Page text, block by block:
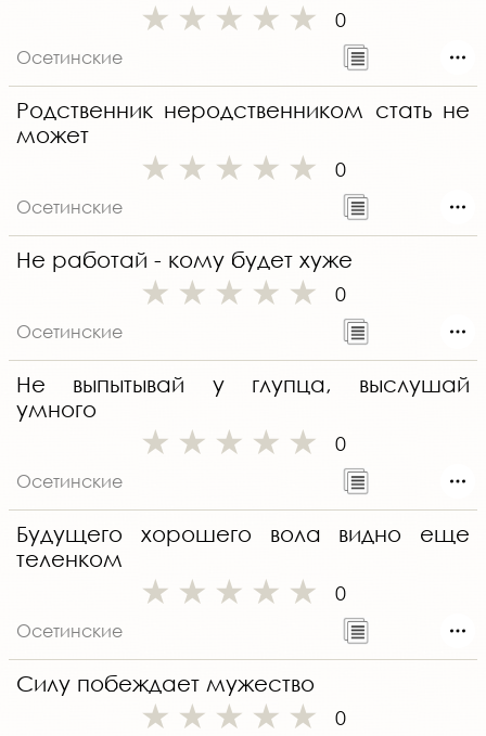
0
Осетинские
Родственник неродственником стать не
может
0
Осетинские
Не работай - кому будет хуже
0
Осетинские
Не выпытывай у глупца, выслушай
умного
0
Осетинские
Будущего хорошего вола видно еще
теленком
0
Осетинские
Силу побеждает мужество
0